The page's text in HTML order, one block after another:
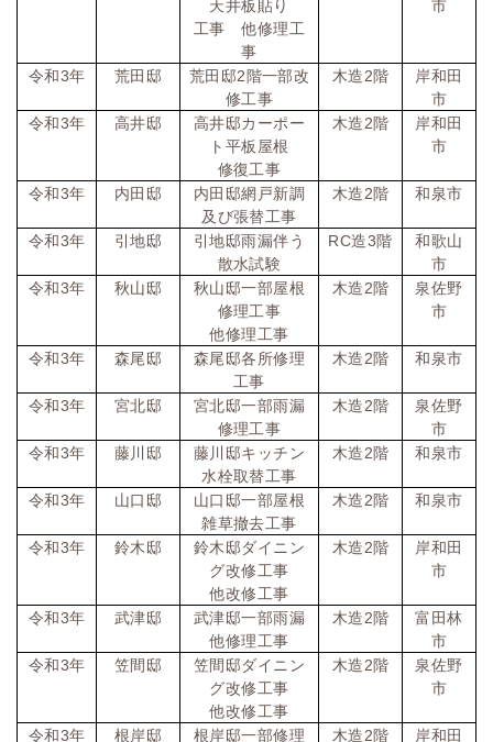
天井板貼り
工事 他修理工
事
市
令和3年 荒田邸 荒田邸2階一部改
修工事
木造2階
岸和田
市
令和3年 高井邸
高井邸カーポー
ト平板屋根
修復工事
木造2階
岸和田
市
令和3年 内田邸
内田邸網戸新調
及び張替工事
木造2階 和泉市
令和3年 引地邸
引地邸雨漏伴う
散水試験
RC造3階
和歌山
市
令和3年 秋山邸
秋山邸一部屋根
修理工事
他修理工事
木造2階
泉佐野
市
令和3年 森尾邸
森尾邸各所修理
工事
木造2階 和泉市
令和3年 宮北邸
宮北邸一部雨漏
修理工事
木造2階
泉佐野
市
令和3年 藤川邸
藤川邸キッチン
水栓取替工事
木造2階 和泉市
令和3年 山口邸
山口邸一部屋根
雑草撤去工事
木造2階 和泉市
令和3年 鈴木邸
鈴木邸ダイニン
グ改修工事
他改修工事
木造2階
岸和田
市
令和3年 武津邸
武津邸一部雨漏
他修理工事
木造2階
富田林
市
令和3年 笠間邸
笠間邸ダイニン
グ改修工事
他改修工事
木造2階
泉佐野
市
令和3年 根岸邸
根岸邸一部修理
木造2階
岸和田